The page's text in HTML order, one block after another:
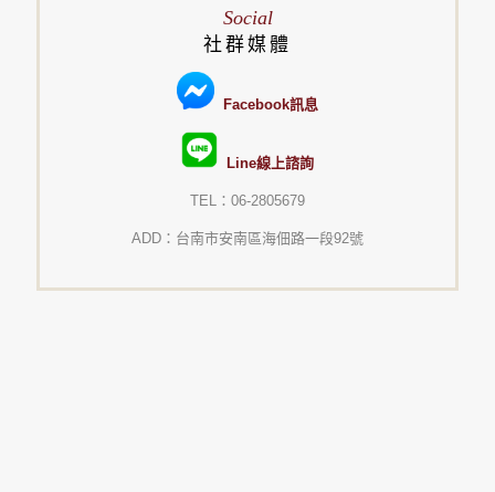
Social
社群媒體
Facebook訊息
Line線上諮詢
TEL：06-2805679
ADD：台南市安南區海佃路一段92號